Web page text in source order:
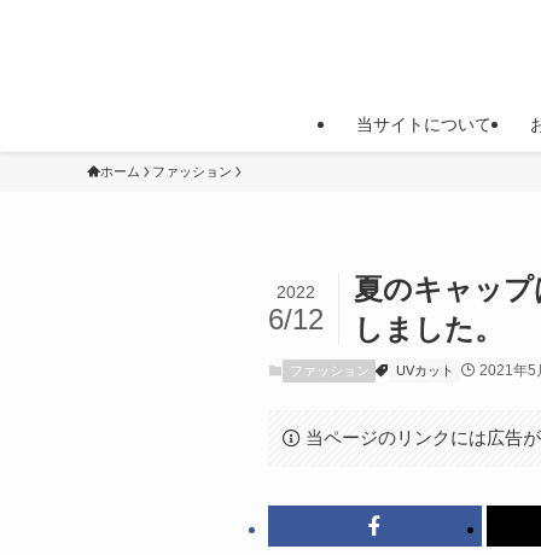
当サイトについて
ホーム ファッション
夏のキャッ
しました。
2022
6/12
ファッション UVカット 2021年5
当ページのリンクには広告